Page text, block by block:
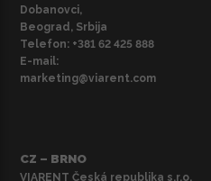
Dobanovci,
Beograd, Srbija
Telefon: +381 62 425 888
E-mail:
marketing@viarent.com
CZ – BRNO
VIARENT Česká republika s.r.o.